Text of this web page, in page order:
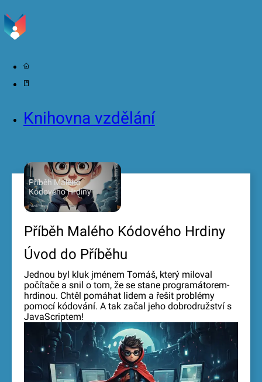
Knihovna vzdělání
Příběh Malého
Kódového Hrdiny
Nakladatelství
Vzdělání budoucnosti
Pavel Prokeš
Příběh Malého Kódového Hrdiny
Úvod do Příběhu
Jednou byl kluk jménem Tomáš, který miloval
počítače a snil o tom, že se stane programátorem-
hrdinou. Chtěl pomáhat lidem a řešit problémy
pomocí kódování. A tak začal jeho dobrodružství s
JavaScriptem!